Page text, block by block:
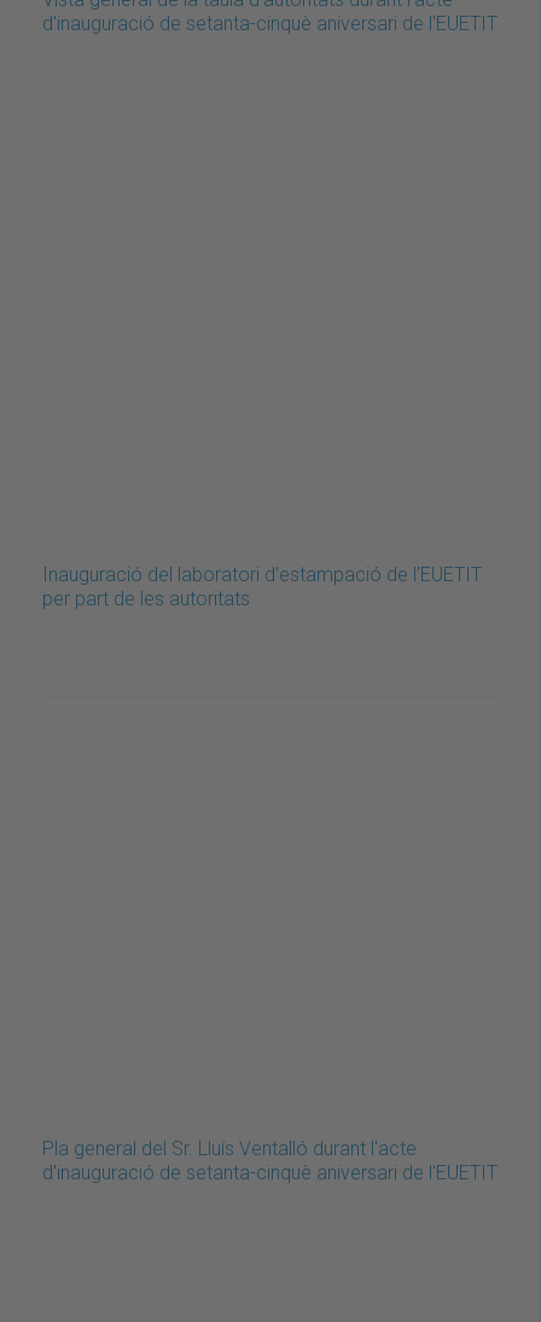
d'inauguració de setanta-cinquè aniversari de l'EUETIT
Inauguració del laboratori d’estampació de l’EUETIT
per part de les autoritats
Pla general del Sr. Lluís Ventalló durant l'acte
d'inauguració de setanta-cinquè aniversari de l'EUETIT